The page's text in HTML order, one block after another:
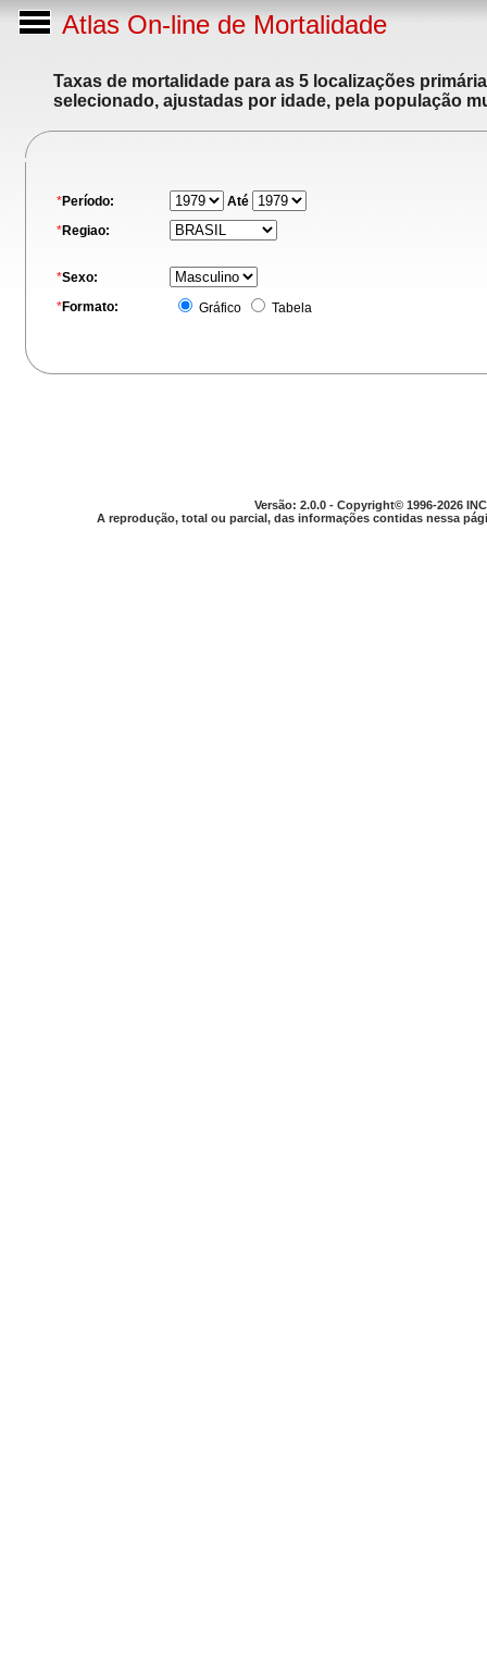
Atlas On-line de Mortalidade
Taxas de mortalidade para as 5 localizações
selecionado, ajustadas por idade, pela população
*Período:
Até
*Regiao:
*Sexo:
*Formato: Gráfico Tabela
Versão: 2.0.0 - Copyright© 1996-2026
A reprodução, total ou parcial, das informações contidas nessa